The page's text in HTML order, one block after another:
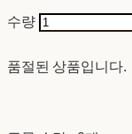
수량
품절된 상품입니다.